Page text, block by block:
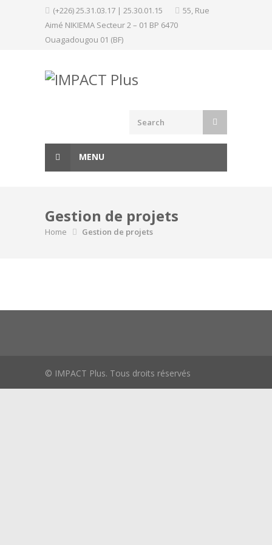
(+226) 25.31.03.17 | 25.30.01.15
55, Rue
Aimé NIKIEMA Secteur 2 – 01 BP 6470
Ouagadougou 01 (BF)
MENU
Gestion de projets
Home Gestion de projets
© IMPACT Plus. Tous droits réservés